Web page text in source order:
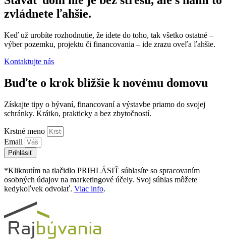
zvládnete ľahšie.
Keď už urobíte rozhodnutie, že idete do toho, tak všetko ostatné –
výber pozemku, projektu či financovania – ide zrazu oveľa ľahšie.
Kontaktujte nás
Buďte o krok bližšie k novému domovu
Získajte tipy o bývaní, financovaní a výstavbe priamo do svojej
schránky. Krátko, prakticky a bez zbytočností.
Krstné meno
Email
Prihlásiť
*Kliknutím na tlačidlo PRIHLÁSIŤ súhlasíte so spracovaním
osobných údajov na marketingové účely. Svoj súhlas môžete
kedykoľvek odvolať. Viac info.